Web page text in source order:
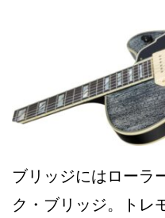
ブリッジにはローラ
ク・ブリッジ。トレ